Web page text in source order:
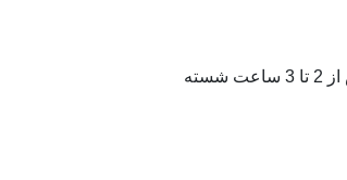
2 تا 3 ساعت شسته